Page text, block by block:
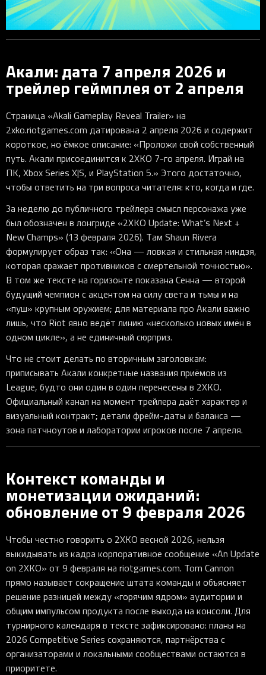
Акали: дата 7 апреля 2026 и
трейлер геймплея от 2 апреля
Страница «Akali Gameplay Reveal Trailer» на
2xko.riotgames.com датирована 2 апреля 2026 и содержит
короткое, но ёмкое описание: «Проложи свой собственный
путь. Акали присоединится к 2XKO 7-го апреля. Играй на
ПК, Xbox Series X|S, и PlayStation 5.» Этого достаточно,
чтобы ответить на три вопроса читателя: кто, когда и где.
За неделю до публичного трейлера смысл персонажа уже
был обозначен в лонгриде «2XKO Update: What’s Next +
New Champs» (13 февраля 2026). Там Shaun Rivera
формулирует образ так: «Она — ловкая и стильная ниндзя,
которая сражает противников с смертельной точностью».
В том же тексте на горизонте показана Сенна — второй
будущий чемпион с акцентом на силу света и тьмы и на
«пуш» крупным оружием; для материала про Акали важно
лишь, что Riot явно ведёт линию «несколько новых имён в
одном цикле», а не единичный сюрприз.
Что не стоит делать по вторичным заголовкам:
приписывать Акали конкретные названия приёмов из
League, будто они один в один перенесены в 2XKO.
Официальный канал на момент трейлера даёт характер и
визуальный контракт; детали фрейм-даты и баланса —
зона патчноутов и лаборатории игроков после 7 апреля.
Контекст команды и
монетизации ожиданий:
обновление от 9 февраля 2026
Чтобы честно говорить о 2XKO весной 2026, нельзя
выкидывать из кадра корпоративное сообщение «An Update
on 2XKO» от 9 февраля на riotgames.com. Tom Cannon
прямо называет сокращение штата команды и объясняет
решение разницей между «горячим ядром» аудитории и
общим импульсом продукта после выхода на консоли. Для
турнирного календаря в тексте зафиксировано: планы на
2026 Competitive Series сохраняются, партнёрства с
организаторами и локальными сообществами остаются в
приоритете.